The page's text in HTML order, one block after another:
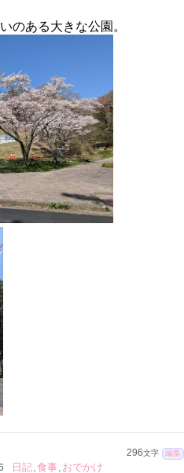
のある大きな公園。
296文字 編集
日記,食事 , おでかけ